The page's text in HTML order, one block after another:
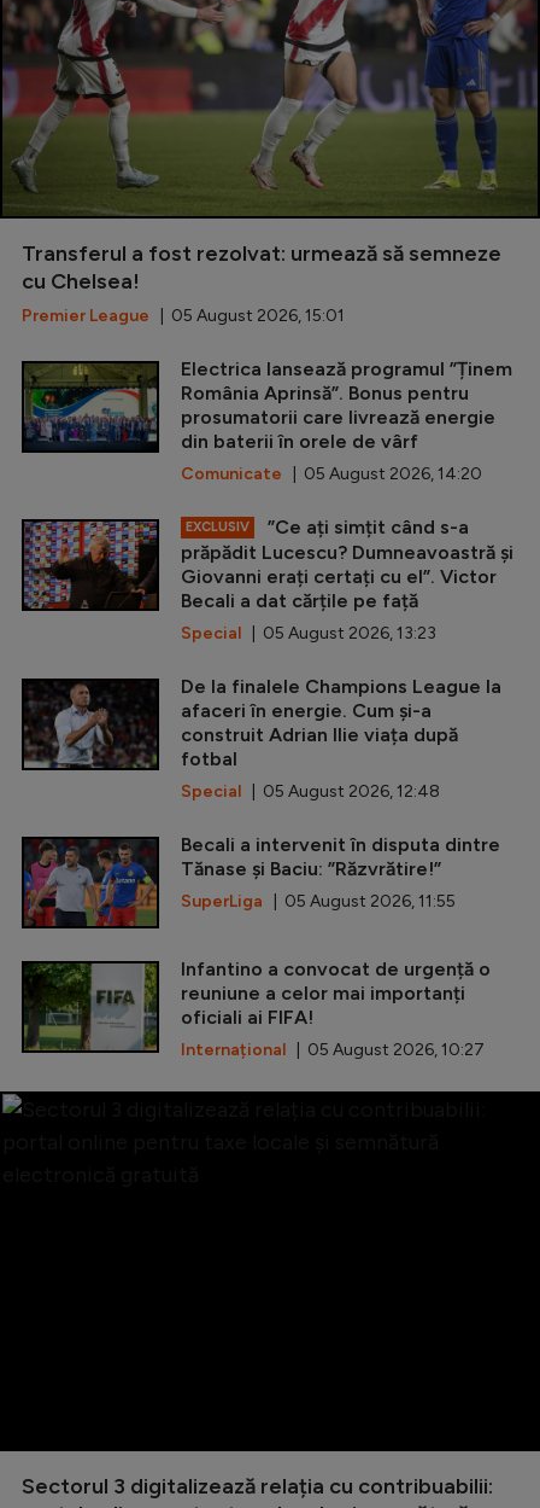
Transferul a fost rezolvat: urmează să semneze
cu Chelsea!
Premier League | 05 August 2026, 15:01
Electrica lansează programul ”Ținem
România Aprinsă”. Bonus pentru
prosumatorii care livrează energie
din baterii în orele de vârf
Comunicate | 05 August 2026, 14:20
EXCLUSIV
”Ce ați simțit când s-a
prăpădit Lucescu? Dumneavoastră și
Giovanni erați certați cu el”. Victor
Becali a dat cărțile pe față
Special | 05 August 2026, 13:23
De la finalele Champions League la
afaceri în energie. Cum și-a
construit Adrian Ilie viața după
fotbal
Special | 05 August 2026, 12:48
Becali a intervenit în disputa dintre
Tănase și Baciu: ”Răzvrătire!”
SuperLiga | 05 August 2026, 11:55
Infantino a convocat de urgență o
reuniune a celor mai importanți
oficiali ai FIFA!
Internațional | 05 August 2026, 10:27
Sectorul 3 digitalizează relația cu contribuabilii: